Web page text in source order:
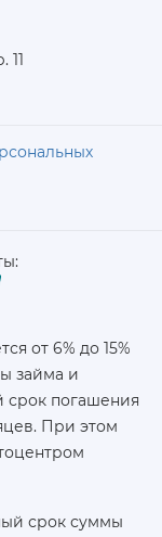
11
от 6% до 15%
займа и
погашения
При этом
срок суммы